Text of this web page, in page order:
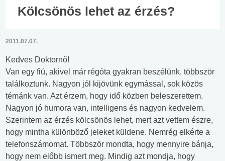
Kölcsönös lehet az érzés?
2011.07.07.
Kedves Doktornő!
Van egy fiú, akivel már régóta gyakran beszélünk, többször
találkoztunk. Nagyon jól kijövünk egymással, sok közös
témánk van. Azt érzem, hogy idő közben beleszerettem.
Nagyon jó humora van, intelligens és nagyon kedvelem.
Szerintem az érzés kölcsönös lehet, mert azt vettem észre,
hogy mintha különböző jeleket küldene. Nemrég elkérte a
telefonszámomat. Többször mondta, hogy mennyire bánja,
hogy nem előbb ismert meg. Mindig azt mondja, hogy